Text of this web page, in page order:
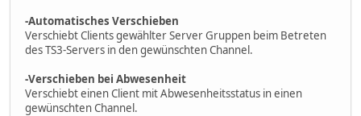
-Automatisches Verschieben
Verschiebt Clients gewählter Server Gruppen beim Betreten
des TS3-Servers in den gewünschten Channel.
-Verschieben bei Abwesenheit
Verschiebt einen Client mit Abwesenheitsstatus in einen
gewünschten Channel.